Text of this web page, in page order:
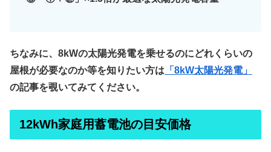
ちなみに、8kWの太陽光発電を乗せるのにどれくらいの
屋根が必要なのか等を知りたい方は 「8kW太陽光発電」
の記事を覗いてみてください。
12kWh家庭用蓄電池の目安価格